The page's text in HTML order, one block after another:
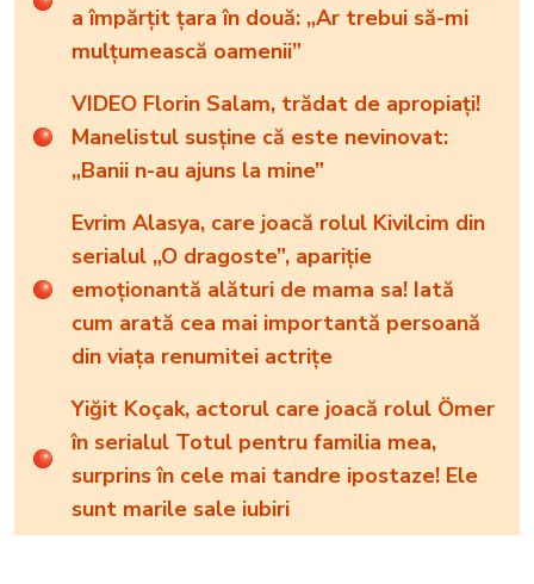
a împărțit țara în două: „Ar trebui să-mi
mulțumească oamenii”
VIDEO Florin Salam, trădat de apropiați!
Manelistul susține că este nevinovat:
„Banii n-au ajuns la mine”
Evrim Alasya, care joacă rolul Kivilcim din
serialul „O dragoste”, apariție
emoționantă alături de mama sa! Iată
cum arată cea mai importantă persoană
din viața renumitei actrițe
Yiğit Koçak, actorul care joacă rolul Ömer
în serialul Totul pentru familia mea,
surprins în cele mai tandre ipostaze! Ele
sunt marile sale iubiri